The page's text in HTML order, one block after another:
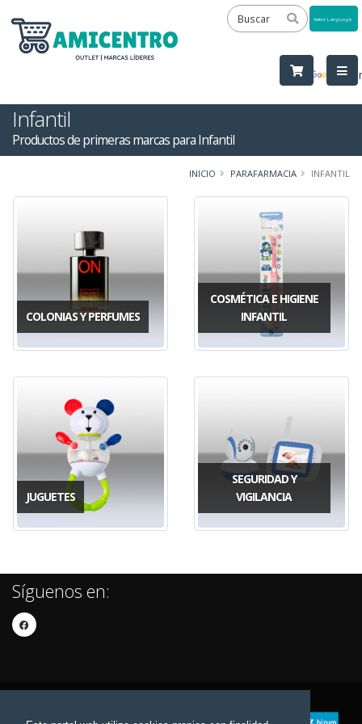
by
Infantil
Productos de primeras marcas para Infantil
INICIO PARAFARMACIA INFANTIL
COLONIAS Y PERFUMES
COSMÉTICA E HIGIENE
INFANTIL
JUGUETES
SEGURIDAD Y
VIGILANCIA
Síguenos en: